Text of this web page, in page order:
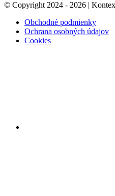
© Copyright 2024 - 2026 |
Obchodné podmienky
Ochrana osobných údajov
Cookies